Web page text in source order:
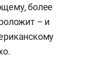
более
– и